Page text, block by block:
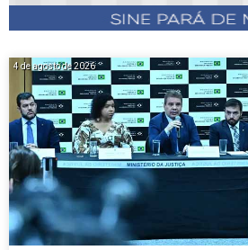
4 de agosto de 2026